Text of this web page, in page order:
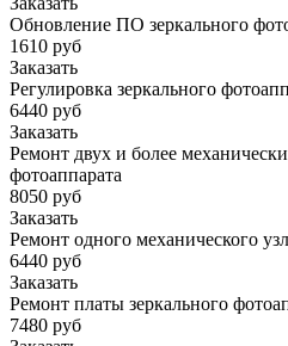
Обновление ПО зеркального
1610 руб
Заказать
Регулировка зеркального
6440 руб
Заказать
Ремонт двух и более
фотоаппарата
8050 руб
Заказать
Ремонт одного механического
6440 руб
Заказать
Ремонт платы зеркального
7480 руб